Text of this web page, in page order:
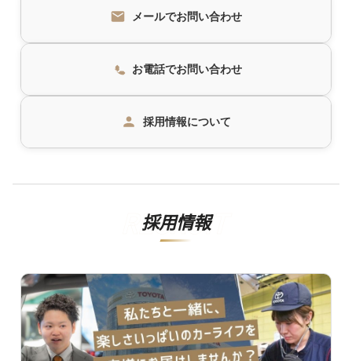
メールでお問い合わせ
お電話でお問い合わせ
採用情報について
採用情報